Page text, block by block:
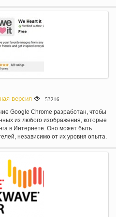
для поиска списков,
автоматически выбирает и
из облака. Stealthy является кросс
OS X, Windows и Linux.
версия 53216
Google Chrome разработан, чтобы
из любого изображения, которые
в Интернете. Оно может быть
независимо от их уровня опыта.
вы не могли сделать